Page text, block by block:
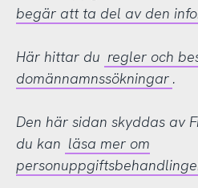
begär att ta del av den
Här hittar du regler och
domännamnssökningar .
Den här sidan skyddas av
du kan läsa mer om